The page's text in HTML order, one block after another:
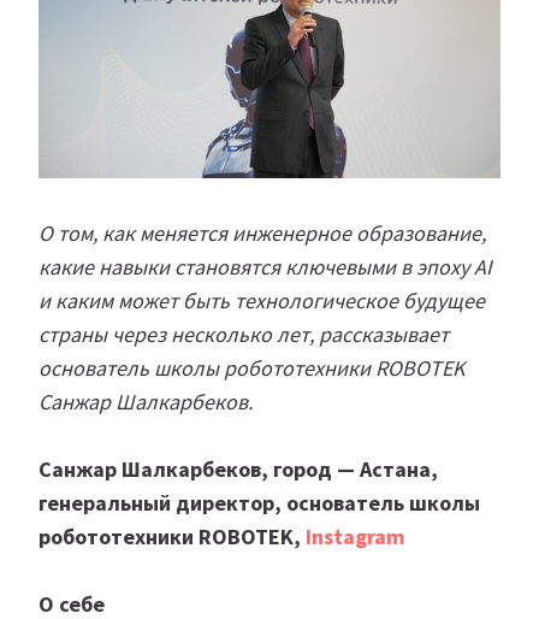
О том, как меняется инженерное образование,
какие навыки становятся ключевыми в эпоху AI
и каким может быть технологическое будущее
страны через несколько лет, рассказывает
основатель школы робототехники ROBOTEK
Санжар Шалкарбеков.
Санжар Шалкарбеков, город — Астана,
генеральный директор, основатель школы
робототехники ROBOTEK, Instagram
О себе